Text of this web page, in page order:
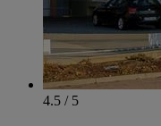
4.5 / 5